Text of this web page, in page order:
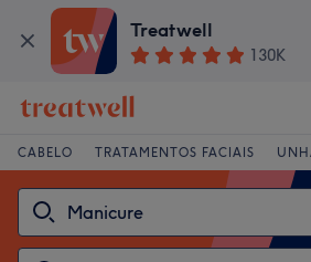
Treatwell
130K
CABELO TRATAMENTOS FACIAIS